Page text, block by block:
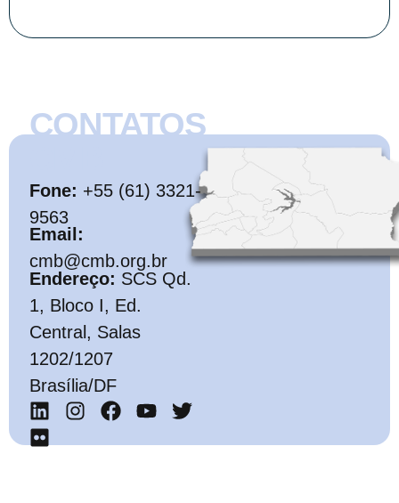
CONTATOS
Fone: +55 (61) 3321-
9563
Email:
cmb@cmb.org.br
Endereço: SCS Qd.
1, Bloco I, Ed.
Central, Salas
1202/1207
Brasília/DF